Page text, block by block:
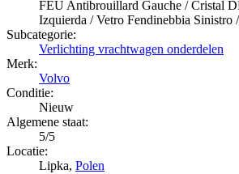
FEU Antibrouillard Gauche / Cristal
Izquierda / Vetro Fendinebbia Sinistro
Subcategorie:
Verlichting vrachtwagen onderdelen
Merk:
Volvo
Conditie:
Nieuw
Algemene staat:
5/5
Locatie:
Lipka, Polen